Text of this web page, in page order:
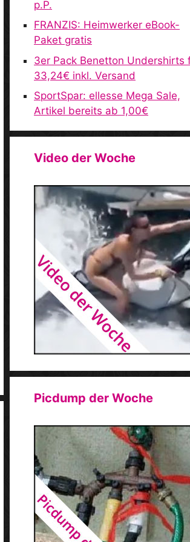
p.P.
FRANZIS: Heimwerker eBook-
Paket gratis
3er Pack Benetton Undershirts
33,24€ inkl. Versand
SportSpar: ellesse Mega Sale,
Artikel bereits ab 1,00€
Video der Woche
Picdump der Woche